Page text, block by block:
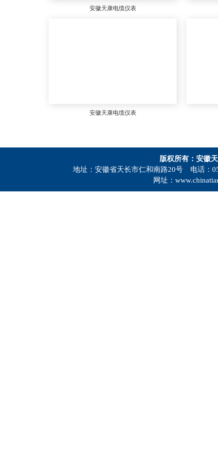
安徽天康电缆仪表
安徽天康电缆仪表
版权所有：安徽
地址：安徽省天长市仁和南路20号 电话：
网址：